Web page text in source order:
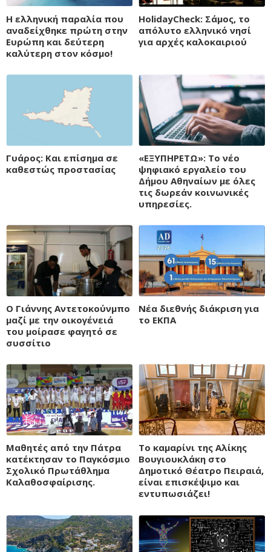
H ελληνική παραλία που
αναδείχθηκε πρώτη στην
Ευρώπη και δεύτερη
καλύτερη στον κόσμο!
HolidayCheck: Σάμος, το
απόλυτο ελληνικό νησί
για αρχές καλοκαιριού
Γυάρος: Και επίσημα σε
καθεστώς προστασίας
«ΕΞΥΠΗΡΕΤΩ»: Το νέο
ψηφιακό εργαλείο του
Δήμου Αθηναίων με όλες
τις δωρεάν κοινωνικές
υπηρεσίες.
Ο Γιάννης Αντετοκούνμπο
μαζί με την οικογένειά
του μοίρασε φαγητό σε
συσσίτιο
Νέα διεθνής διάκριση για
το ΕΚΠΑ
Μαθητές από την Πάτρα
κατέκτησαν το Παγκόσμιο
Σχολικό Πρωτάθλημα
Καλαθοσφαίρισης.
Το καμαρίνι της Αλίκης
Βουγιουκλάκη στο
Δημοτικό Θέατρο Πειραιά,
είναι επισκέψιμο και
εντυπωσιάζει!